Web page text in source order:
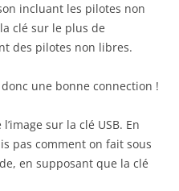
incluant les pilotes non
clé sur le plus de
des pilotes non libres.
donc une bonne connection !
sur la clé USB. En
pas comment on fait sous
en supposant que la clé